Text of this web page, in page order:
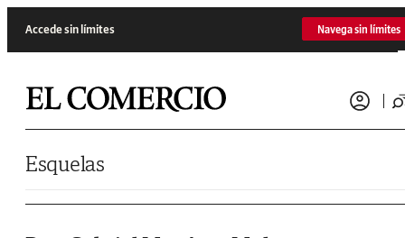
Accede sin límites Navega sin límites
Esquelas